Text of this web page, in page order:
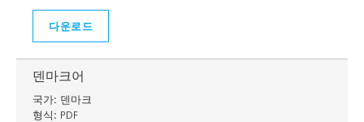
다운로드
덴마크어
국가: 덴마크
형식: PDF